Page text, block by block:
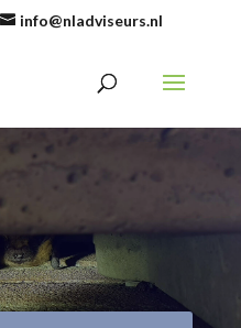
info@nladviseurs.nl